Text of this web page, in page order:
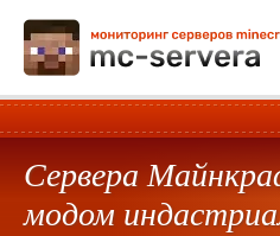
Сервера
модом